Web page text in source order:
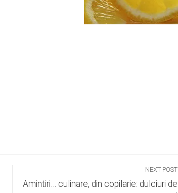
NEXT POST
Amintiri… culinare, din copilarie: dulciuri de